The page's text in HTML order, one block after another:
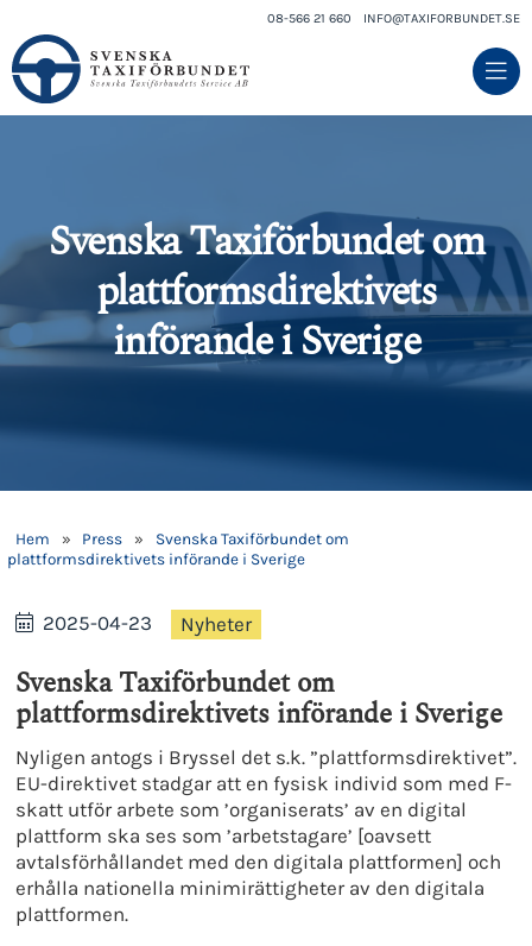
08-566 21 660 INFO@TAXIFORBUNDET.SE
Svenska Taxiförbundet om
plattformsdirektivets
införande i Sverige
Hem » Press »
Svenska Taxiförbundet om
plattformsdirektivets införande i Sverige
2025-04-23 Nyheter
Svenska Taxiförbundet om
plattformsdirektivets införande i Sverige
Nyligen antogs i Bryssel det s.k. ”plattformsdirektivet”.
EU-direktivet stadgar att en fysisk individ som med F-
skatt utför arbete som ’organiserats’ av en digital
plattform ska ses som ’arbetstagare’ [oavsett
avtalsförhållandet med den digitala plattformen] och
erhålla nationella minimirättigheter av den digitala
plattformen.